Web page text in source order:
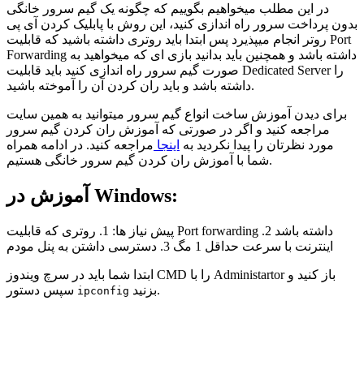
در این مطلب میخواهیم بگوییم که چگونه یک گیم سرور خانگی
بدون پرداخت سرور راه اندازی کنید، این روش با پابلیک کردن آی پی
روتر انجام میپذیرد پس ابتدا باید روتری داشته باشید که قابلیت Port
Forwarding داشته باشد و همچنین باید بدانید بازی ای که میخواهید به
صورت گیم سرور راه اندازی کنید باید قابلیت Dedicated Server را
داشته باشد و باید ران کردن آن را آموخته باشید.
برای دیدن آموزش ساخت انواع گیم سرور میتوانید به همین سایت
مراجعه کنید و اگر در صورتی که آموزش ران کردن گیم سرور
مورد نظرتان را پیدا نکردید به اینجا مراجعه کنید. در ادامه همراه
شما با آموزش ران کردن گیم سرور خانگی هستیم.
آموزش در Windows:
پیش نیاز ها: 1. روتری که قابلیت Port forwarding داشته باشد 2.
اینترنت با سرعت حداقل 1 مگ 3. دسترسی داشتن به پنل مودم
ابتدا شما باید در سرچ ویندوز CMD را با Administartor باز کنید و
ipconfig بزنید.